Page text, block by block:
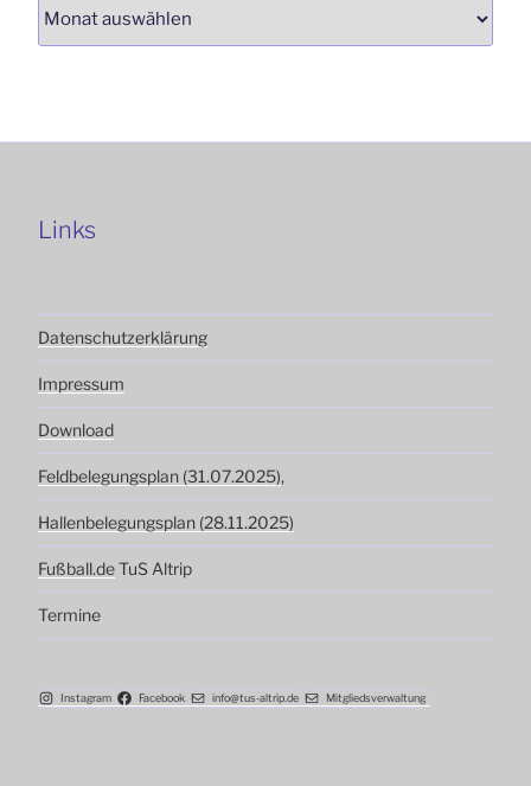
Links
Datenschutzerklärung
Impressum
Download
Feldbelegungsplan (31.07.2025),
Hallenbelegungsplan (28.11.2025)
Fußball.deTuS Altrip
Termine
Instagram Facebook info@tus-altrip.de Mitgliedsverwaltung